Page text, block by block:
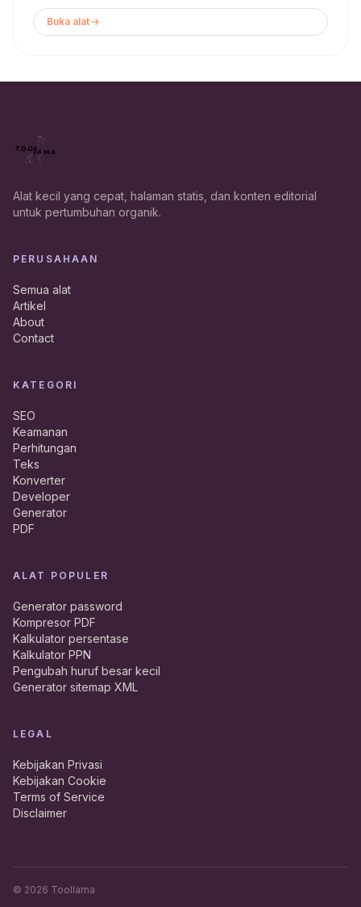
Buka alat
Alat kecil yang cepat, halaman statis, dan konten editorial
untuk pertumbuhan organik.
PERUSAHAAN
Semua alat
Artikel
About
Contact
KATEGORI
SEO
Keamanan
Perhitungan
Teks
Konverter
Developer
Generator
PDF
ALAT POPULER
Generator password
Kompresor PDF
Kalkulator persentase
Kalkulator PPN
Pengubah huruf besar kecil
Generator sitemap XML
LEGAL
Kebijakan Privasi
Kebijakan Cookie
Terms of Service
Disclaimer
© 2026 Toollama